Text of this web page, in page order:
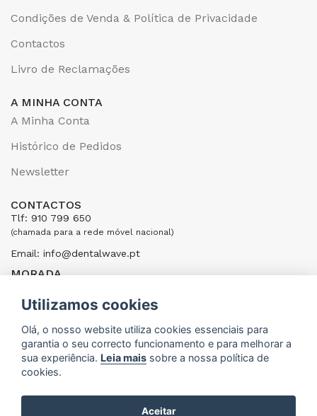
Condições de Venda & Política de Privacidade
Contactos
Livro de Reclamações
A MINHA CONTA
A Minha Conta
Histórico de Pedidos
Newsletter
CONTACTOS
Tlf: 910 799 650
(chamada para a rede móvel nacional)
Email: info@dentalwave.pt
MORADA
Portugal
ENVIAR UMA MENSAGEM
Utilizamos cookies
Olá, o nosso website utiliza cookies essenciais para
garantia o seu correcto funcionamento e para melhorar a
sua experiência. Leia mais sobre a nossa política de
cookies.
Aceitar